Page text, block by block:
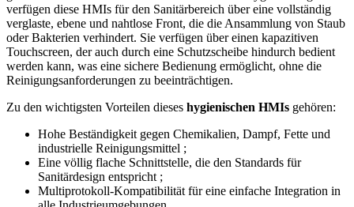
verfügen diese HMIs für den Sanitärbereich über eine vollständig
verglaste, ebene und nahtlose Front, die die Ansammlung von Staub
oder Bakterien verhindert. Sie verfügen über einen kapazitiven
Touchscreen, der auch durch eine Schutzscheibe hindurch bedient
werden kann, was eine sichere Bedienung ermöglicht, ohne die
Reinigungsanforderungen zu beeinträchtigen.
Zu den wichtigsten Vorteilen dieses hygienischen HMIs gehören:
Hohe Beständigkeit gegen Chemikalien, Dampf, Fette und
industrielle Reinigungsmittel ;
Eine völlig flache Schnittstelle, die den Standards für
Sanitärdesign entspricht ;
Multiprotokoll-Kompatibilität für eine einfache Integration in